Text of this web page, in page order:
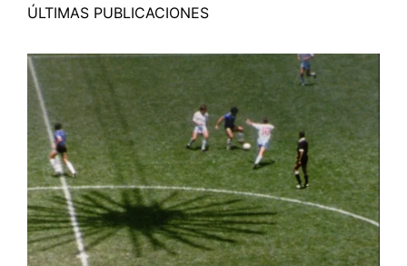
ÚLTIMAS PUBLICACIONES